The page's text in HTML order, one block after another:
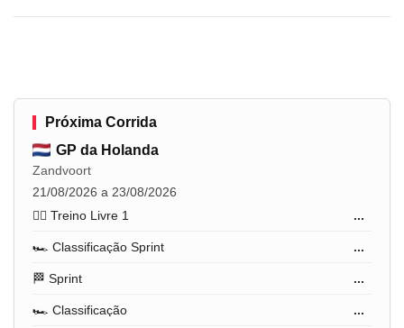
Próxima Corrida
GP da Holanda
Zandvoort
21/08/2026 a 23/08/2026
🏋️‍♂️ Treino Livre 1
...
🏎️ Classificação Sprint ...
🏁 Sprint ...
🏎️ Classificação ...